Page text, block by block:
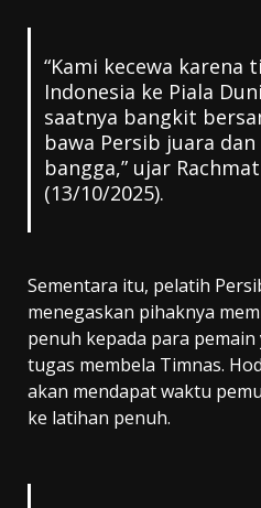
“Kami kecewa karena
Indonesia ke Piala
saatnya bangkit
bawa Persib juara
bangga,” ujar
(13/10/2025).
Sementara itu, pelatih
menegaskan pihaknya
penuh kepada para
tugas membela Timnas.
akan mendapat waktu
ke latihan penuh.